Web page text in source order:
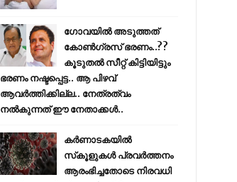
ഗോവയിൽ അടുത്തത്
കോൺഗ്രസ് ഭരണം..??
കൂടുതൽ സീറ്റ് കിട്ടിയിട്ടും
ഭരണം നഷ്ടപ്പെട്ട.. ആ പിഴവ്
ആവർത്തിക്കില്ല.. നേത്രത്വം
നൽകുന്നത് ഈ നേതാക്കൾ..
കര്‍ണാടകയില്‍
സ്‌കൂളുകള്‍ പ്രവര്‍ത്തനം
ആരംഭിച്ചതോടെ നിരവധി